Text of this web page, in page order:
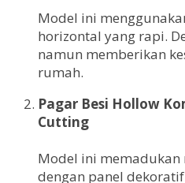
Model ini
horizontal yang rapi.
namun memberikan
rumah.
Pagar Besi Hollow
Cutting
Model ini memadukan
dengan panel